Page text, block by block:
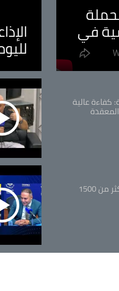
في
كفاءة عالية
المدير العام للغابات: 445 حريقاً وأكثر من 1500